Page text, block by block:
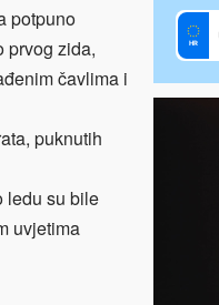
potpuno
prvog zida,
čavlima i
puknutih
ledu su bile
uvjetima